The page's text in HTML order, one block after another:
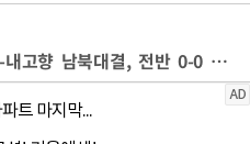
우중 혈투 속 펼쳐진 수원FC-내고향 남북대결, 전반 0-0 마쳐